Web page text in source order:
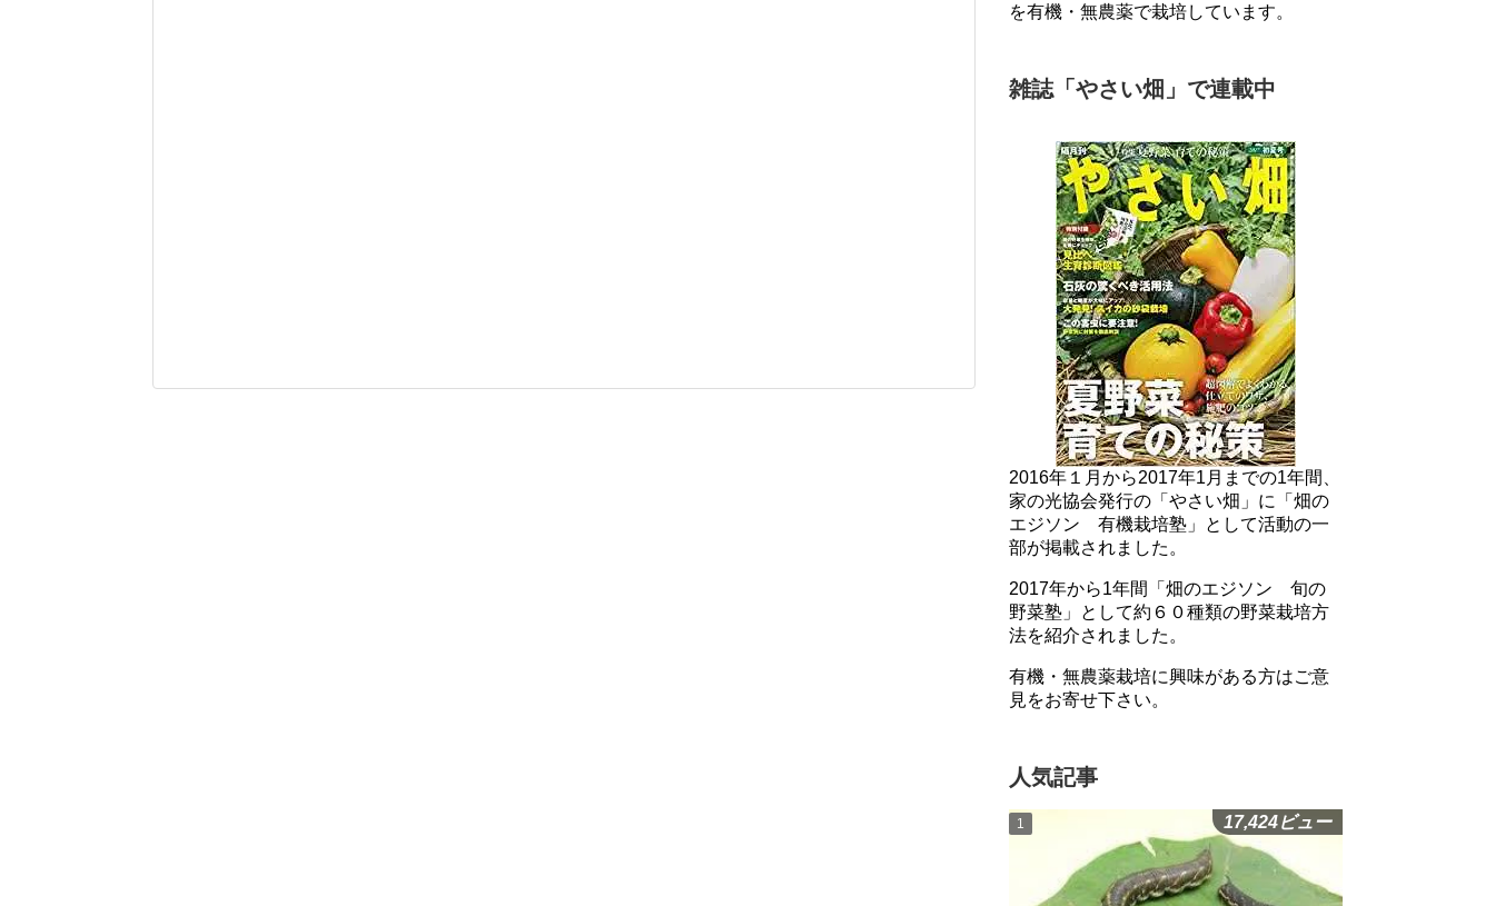
を有機・無農薬で栽培しています。
雑誌「やさい畑」で連載中
2016年１月から2017年1月までの1年間、
家の光協会発行の「やさい畑」に「畑の
エジソン 有機栽培塾」として活動の一
部が掲載されました。
2017年から1年間「畑のエジソン 旬の
野菜塾」として約６０種類の野菜栽培方
法を紹介されました。
有機・無農薬栽培に興味がある方はご意
見をお寄せ下さい。
人気記事
17,424ビュー